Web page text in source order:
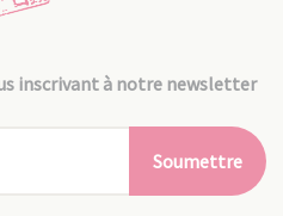
inscrivant à notre newsletter
Soumettre